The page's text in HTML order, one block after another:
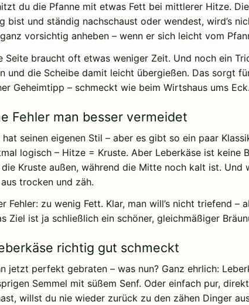
du die Pfanne mit etwas Fett bei mittlerer Hitze.
bist und ständig nachschaust oder wendest, wird’s
vorsichtig anheben – wenn er sich leicht vom
Seite braucht oft etwas weniger Zeit. Und noch ein
und die Scheibe damit leicht übergießen. Das sorgt
Geheimtipp – schmeckt wie beim Wirtshaus ums
Fehler man besser vermeidet
hat seinen eigenen Stil – aber es gibt so ein paar
logisch – Hitze = Kruste. Aber Leberkäse ist
Kruste außen, während die Mitte noch kalt ist.
trocken und zäh.
Fehler: zu wenig Fett. Klar, man will’s nicht triefend
Ziel ist ja schließlich ein schöner, gleichmäßiger
richtig gut schmeckt
jetzt perfekt gebraten – was nun? Ganz ehrlich:
Semmel mit süßem Senf. Oder einfach pur,
willst du nie wieder zurück zu den zähen Dinger